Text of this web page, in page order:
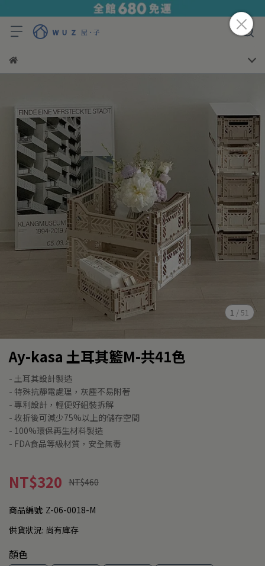
1 /51
Ay-kasa 土耳其籃M-共41色
- 土耳其設計製造
- 特殊抗靜電處理，灰塵不易附著
- 專利設計，輕便好組裝拆解
- 收折後可減少75%以上的儲存空間
- 100%環保再生材料製造
- FDA食品等級材質，安全無毒
NT$320 NT$460
商品編號: Z-06-0018-M
供貨狀況: 尚有庫存
顏色